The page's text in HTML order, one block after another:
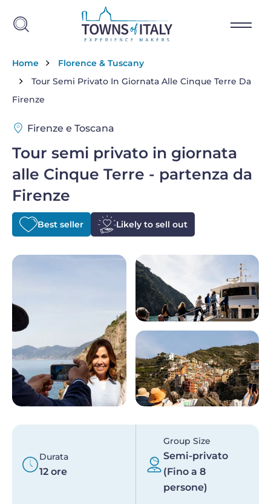
Salta al contenuto principale
Briciole di pane
Home
Florence & Tuscany
Tour Semi Privato In Giornata Alle Cinque Terre Da
Firenze
Firenze e Toscana
Tour semi privato in giornata
alle Cinque Terre - partenza da
Firenze
Best seller Likely to sell out
Durata
12 ore
Group Size
Semi-privato
(Fino a 8
persone)